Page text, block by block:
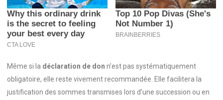
Même si la déclaration de don n’est pas systématiquement
obligatoire, elle reste vivement recommandée. Elle facilitera la
justification des sommes transmises lors d’une succession ou en